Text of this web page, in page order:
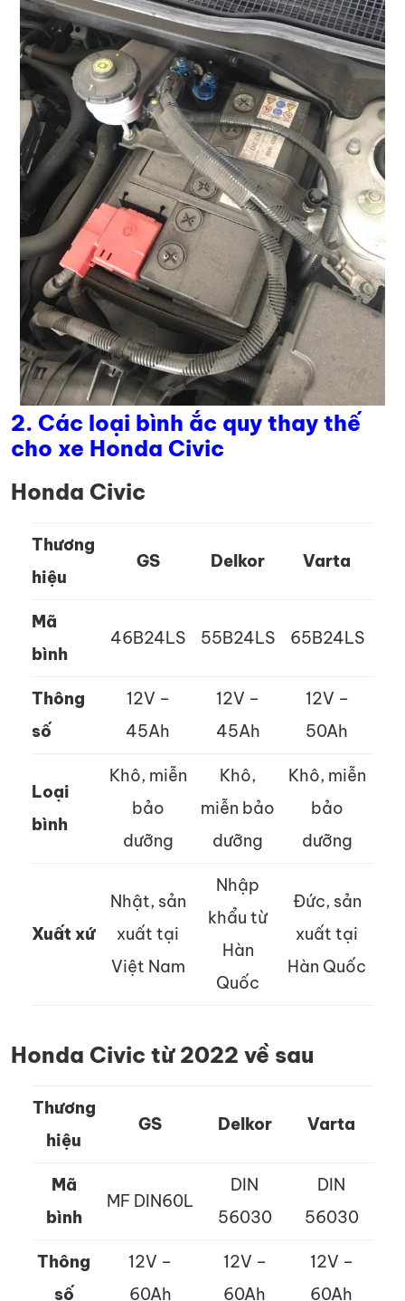
2. Các loại bình ắc quy thay thế
cho xe Honda Civic
Honda Civic
Thương
hiệu
GS Delkor Varta
Mã
bình
46B24LS 55B24LS 65B24LS
Thông
số
12V –
45Ah
12V –
45Ah
12V –
50Ah
Loại
bình
Khô, miễn
bảo
dưỡng
Khô,
miễn bảo
dưỡng
Khô, miễn
bảo
dưỡng
Xuất xứ
Nhật, sản
xuất tại
Việt Nam
Nhập
khẩu từ
Hàn
Quốc
Đức, sản
xuất tại
Hàn Quốc
Honda Civic từ 2022 về sau
Thương
hiệu
GS Delkor Varta
Mã
bình
MF DIN60L
DIN
56030
DIN
56030
Thông
số
12V –
60Ah
12V –
60Ah
12V –
60Ah